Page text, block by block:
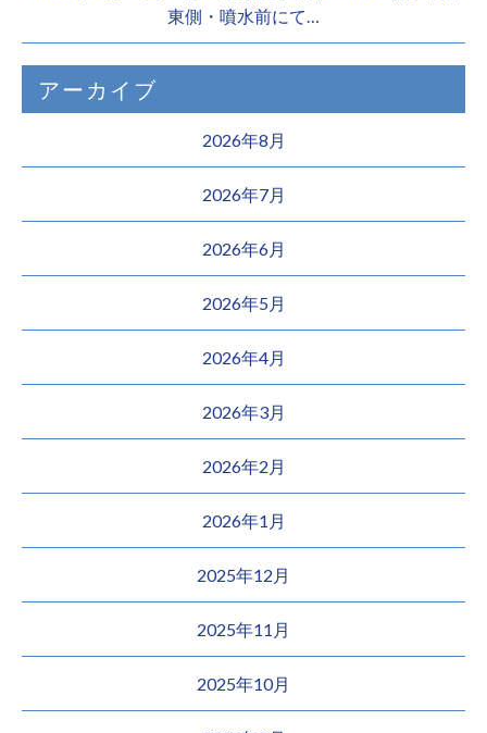
東側・噴水前にて…
アーカイブ
2026年8月
2026年7月
2026年6月
2026年5月
2026年4月
2026年3月
2026年2月
2026年1月
2025年12月
2025年11月
2025年10月